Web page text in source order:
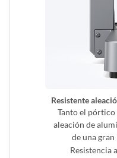
Resistente
Tanto el pórtico
aleación de
de una
Resistencia